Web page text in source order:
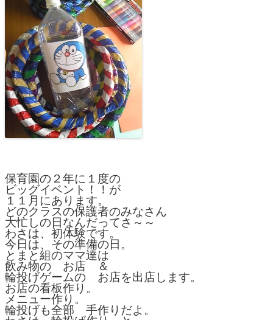
保育園の２年に１度の
ビッグイベント！！が
１１月にあります。
どのクラスの保護者のみなさん
大忙しの日なんだってさ～～
わさは、初体験です。
今日は、その準備の日。
とまと組のママ達は
飲み物の お店 ＆
輪投げゲームの お店を出店します。
お店の看板作り。
メニュー作り。
輪投げも全部 手作りだよ。